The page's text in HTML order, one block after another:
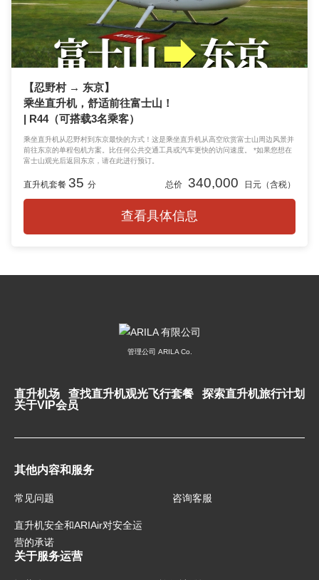
【忍野村 → 东京】
乘坐直升机，舒适前往富士山！
| R44（可搭载3名乘客）
乘坐直升机从忍野村到东京最快的方式！这是乘坐直升机从高空欣赏富士山周边风景并
前往东京的单程包机方案。比任何公共交通工具或汽车更快的访问速度。 *如果您想在
富士山观光后返回东京，请在此进行预订。
直升机套餐 35 分 总价 340,000 日元（含税）
查看具体信息
管理公司 ARILA Co.
直升机场 查找直升机观光飞行套餐
探索直升机旅行计划
关于VIP会员
其他内容和服务
常见问题 咨询客服
直升机安全和ARIAir对安全运
营的承诺
关于服务运营